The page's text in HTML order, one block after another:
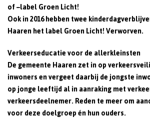
of –label Groen Licht!
Ook in 2016 hebben twee
Haaren het label Groen Licht! Verworven.
Verkeerseducatie voor de allerkleinsten
De gemeente Haaren zet in op
inwoners en vergeet daarbij de jongste
op jonge leeftijd al in aanraking met
verkeersdeelnemer. Reden te meer om
voor deze doelgroep én hun ouders.